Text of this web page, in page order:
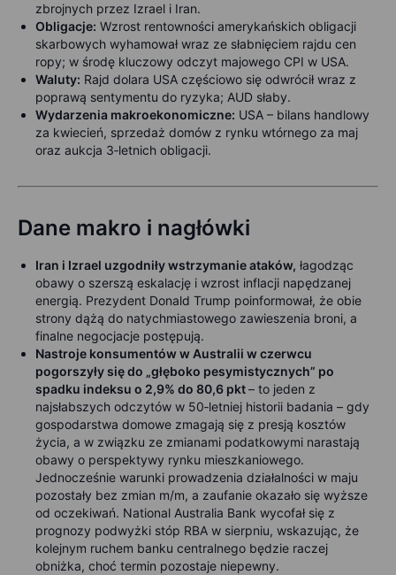
zbrojnych przez Izrael i Iran.
Obligacje: Wzrost rentowności amerykańskich obligacji
skarbowych wyhamował wraz ze słabnięciem rajdu cen
ropy; w środę kluczowy odczyt majowego CPI w USA.
Waluty: Rajd dolara USA częściowo się odwrócił wraz z
poprawą sentymentu do ryzyka; AUD słaby.
Wydarzenia makroekonomiczne: USA – bilans handlowy
za kwiecień, sprzedaż domów z rynku wtórnego za maj
oraz aukcja 3‑letnich obligacji.
Dane makro i nagłówki
Iran i Izrael uzgodniły wstrzymanie ataków, łagodząc
obawy o szerszą eskalację i wzrost inflacji napędzanej
energią. Prezydent Donald Trump poinformował, że obie
strony dążą do natychmiastowego zawieszenia broni, a
finalne negocjacje postępują.
Nastroje konsumentów w Australii w czerwcu
pogorszyły się do „głęboko pesymistycznych” po
spadku indeksu o 2,9% do 80,6 pkt– to jeden z
najsłabszych odczytów w 50‑letniej historii badania – gdy
gospodarstwa domowe zmagają się z presją kosztów
życia, a w związku ze zmianami podatkowymi narastają
obawy o perspektywy rynku mieszkaniowego.
Jednocześnie warunki prowadzenia działalności w maju
pozostały bez zmian m/m, a zaufanie okazało się wyższe
od oczekiwań. National Australia Bank wycofał się z
prognozy podwyżki stóp RBA w sierpniu, wskazując, że
kolejnym ruchem banku centralnego będzie raczej
obniżka, choć termin pozostaje niepewny.